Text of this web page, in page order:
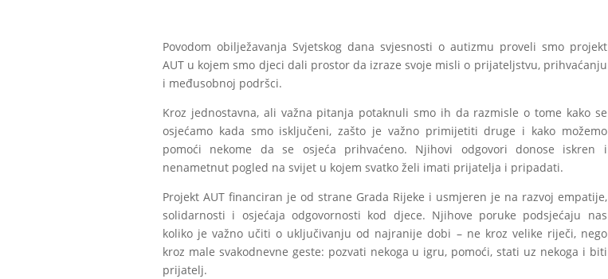
Povodom obilježavanja Svjetskog dana svjesnosti o autizmu proveli smo projekt
AUT u kojem smo djeci dali prostor da izraze svoje misli o prijateljstvu, prihvaćanju
i međusobnoj podršci.
Kroz jednostavna, ali važna pitanja potaknuli smo ih da razmisle o tome kako se
osjećamo kada smo isključeni, zašto je važno primijetiti druge i kako možemo
pomoći nekome da se osjeća prihvaćeno. Njihovi odgovori donose iskren i
nenametnut pogled na svijet u kojem svatko želi imati prijatelja i pripadati.
Projekt AUT financiran je od strane Grada Rijeke i usmjeren je na razvoj empatije,
solidarnosti i osjećaja odgovornosti kod djece. Njihove poruke podsjećaju nas
koliko je važno učiti o uključivanju od najranije dobi – ne kroz velike riječi, nego
kroz male svakodnevne geste: pozvati nekoga u igru, pomoći, stati uz nekoga i biti
prijatelj.